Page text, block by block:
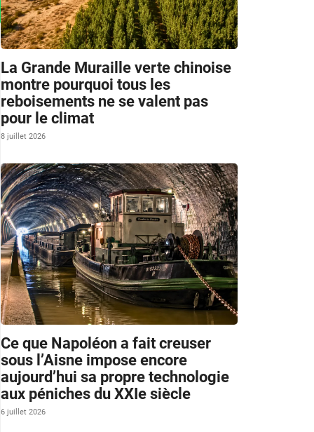
La Grande Muraille verte chinoise
montre pourquoi tous les
reboisements ne se valent pas
pour le climat
8 juillet 2026
Ce que Napoléon a fait creuser
sous l’Aisne impose encore
aujourd’hui sa propre technologie
aux péniches du XXIe siècle
6 juillet 2026